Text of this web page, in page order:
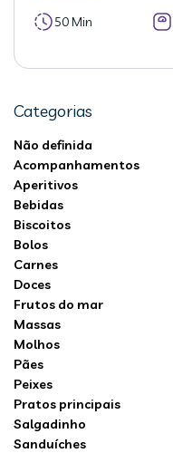
50 Min
Categorias
Não definida
Acompanhamentos
Aperitivos
Bebidas
Biscoitos
Bolos
Carnes
Doces
Frutos do mar
Massas
Molhos
Pães
Peixes
Pratos principais
Salgadinho
Sanduíches